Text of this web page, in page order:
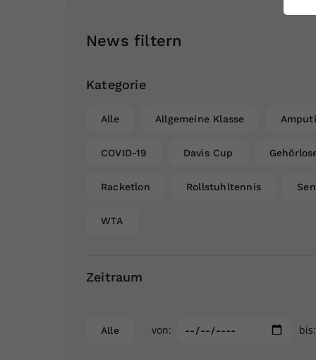
News filtern
Kategorie
Alle Allgemeine Klasse
COVID-19 Davis Cup
Racketlon Rollstuhltennis
WTA
Zeitraum
Alle von: bis: